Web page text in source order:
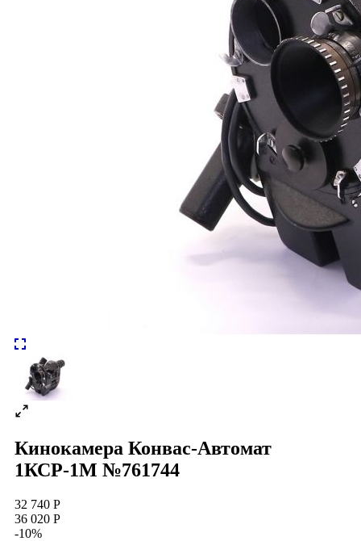
Кинокамера Конвас-Автомат
1КСР-1М №761744
32 740 Р
36 020 Р
-10%